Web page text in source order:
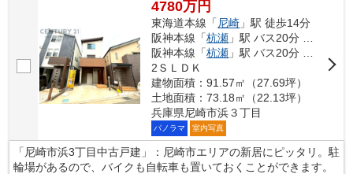
◇地震の揺れに耐える「耐震性能」と揺れを抑えて住宅へのダメ
ージを軽減する「制震性能」を兼ね備えた建売住宅ブランド
「QUIE」 。
◇安心の土台づくり１００％ベタ基礎へのこだわりや構造体を傷
めにくい工法を採用し、安心の住まいを提供します。
本掲載の設備写真は同仕様の施工例写真につき本件とは異なりま
す。
4780万円
東海道本線「 尼崎 」駅 徒歩14分
阪神本線「杭瀬 」駅 バス20分 「浜（兵庫県）」 停歩5分
阪神本線「杭瀬 」駅 バス20分 「浜（兵庫県）」 停歩5分
2ＳＬＤＫ
建物面積：91.57㎡（27.69坪）
土地面積：73.18㎡（22.13坪）
兵庫県尼崎市浜３丁目
パノラマ 室内写真
「尼崎市浜3丁目中古戸建」：尼崎市エリアの新居にピッタリ。駐
輪場があるので、バイクも自転車も置いておくことができます。